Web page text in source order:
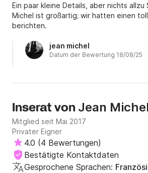
Ein paar kleine Details, aber nichts allzu
Michel ist großartig; wir hatten einen
berichten.
jean michel
Datum der Bewertung 18/08/25
Inserat von Jean
Mitglied seit Mai 2017
Privater Eigner
4.0 (4 Bewertungen)
Bestätigte Kontaktdaten
Gesprochene Sprachen: